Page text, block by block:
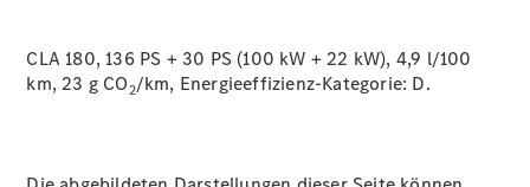
CLA 180, 136 PS + 30 PS (100 kW + 22 kW), 4,9 l/100
km, 23 g CO2/km, Energieeffizienz-Kategorie: D.